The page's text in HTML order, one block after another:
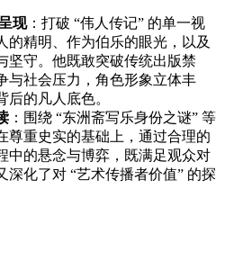
现：打破 “伟人传记” 的单一视
的精明、作为伯乐的眼光，以及
坚守。他既敢突破传统出版禁
与社会压力，角色形象立体丰
的凡人底色。
：围绕 “东洲斋写乐身份之谜” 等
尊重史实的基础上，通过合理的
中的悬念与博弈，既满足观众对
深化了对 “艺术传播者价值” 的探